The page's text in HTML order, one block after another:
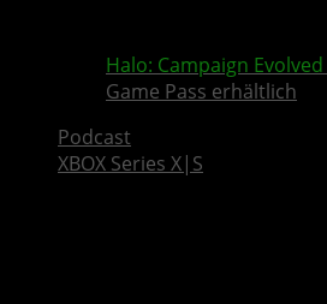
Halo: Campaign Evolved
Game Pass erhältlich
Podcast
XBOX Series X|S